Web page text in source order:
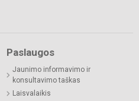
Paslaugos
Jaunimo informavimo ir
konsultavimo taškas
Laisvalaikis